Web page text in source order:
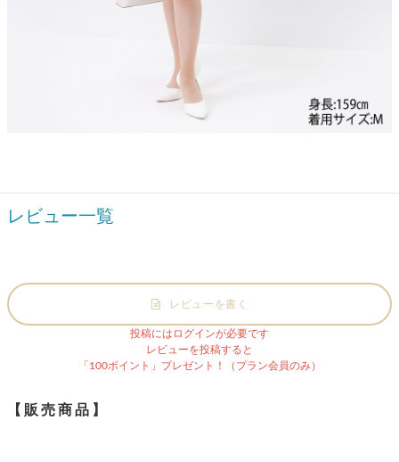
レビュー一覧
レビューを書く
投稿にはログインが必要です
レビューを投稿すると
「100ポイント」プレゼント！（プラン会員のみ）
【販売商品】